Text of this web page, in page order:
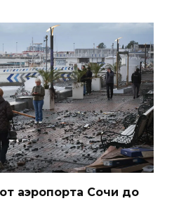
аэропорта Сочи до